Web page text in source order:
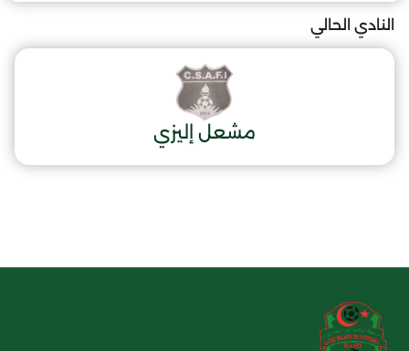
النادي الحالي
مشعل إليزي